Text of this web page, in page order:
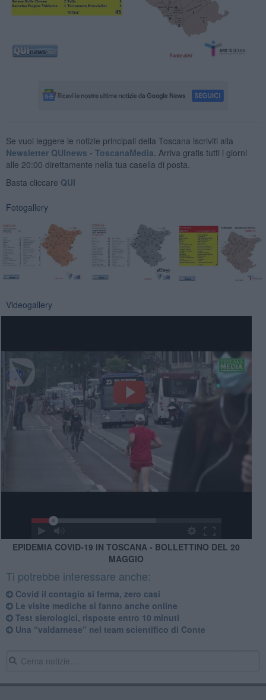
Se vuoi leggere le notizie principali della Toscana iscriviti alla
Newsletter QUInews - ToscanaMedia. Arriva gratis tutti i giorni
alle 20:00 direttamente nella tua casella di posta.
Basta cliccare QUI
Fotogallery
Videogallery
EPIDEMIA COVID-19 IN TOSCANA - BOLLETTINO DEL 20
MAGGIO
Ti potrebbe interessare anche:
Covid il contagio si ferma, zero casi
Le visite mediche si fanno anche online
Test sierologici, risposte entro 10 minuti
Una “valdarnese” nel team scientifico di Conte